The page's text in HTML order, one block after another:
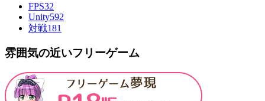
FPS32
Unity592
対戦181
雰囲気の近いフリーゲーム